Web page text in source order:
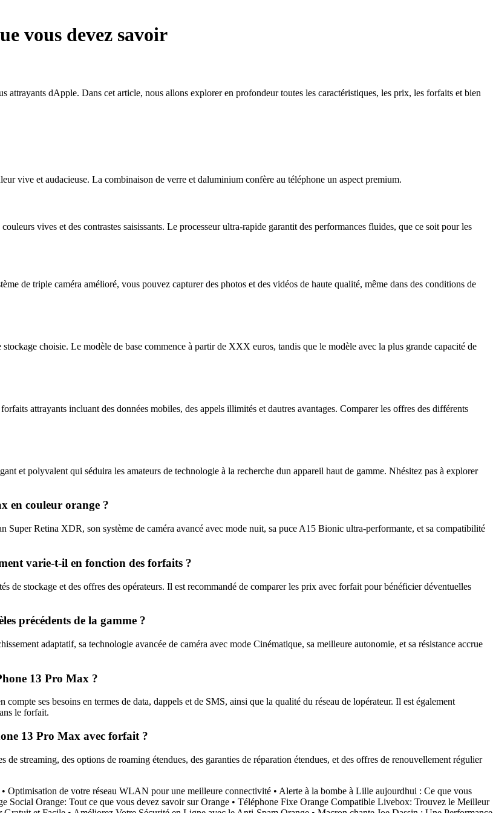
vous devez savoir
attrayants dApple. Dans cet article, nous allons explorer en profondeur toutes les caractéristiques, les prix, les forfaits et bien
vive et audacieuse. La combinaison de verre et daluminium confère au téléphone un aspect premium.
vives et des contrastes saisissants. Le processeur ultra-rapide garantit des performances fluides, que ce soit pour les
de triple caméra amélioré, vous pouvez capturer des photos et des vidéos de haute qualité, même dans des conditions de
choisie. Le modèle de base commence à partir de XXX euros, tandis que le modèle avec la plus grande capacité de
attrayants incluant des données mobiles, des appels illimités et dautres avantages. Comparer les offres des différents
et polyvalent qui séduira les amateurs de technologie à la recherche dun appareil haut de gamme. Nhésitez pas à explorer
en couleur orange ?
Super Retina XDR, son système de caméra avancé avec mode nuit, sa puce A15 Bionic ultra-performante, et sa compatibilité
varie-t-il en fonction des forfaits ?
stockage et des offres des opérateurs. Il est recommandé de comparer les prix avec forfait pour bénéficier déventuelles
précédents de la gamme ?
adaptatif, sa technologie avancée de caméra avec mode Cinématique, sa meilleure autonomie, et sa résistance accrue
13 Pro Max ?
ses besoins en termes de data, dappels et de SMS, ainsi que la qualité du réseau de lopérateur. Il est également
le forfait.
13 Pro Max avec forfait ?
streaming, des options de roaming étendues, des garanties de réparation étendues, et des offres de renouvellement régulier
• Optimisation de votre réseau WLAN pour une meilleure connectivité • Alerte à la bombe à Lille aujourdhui : Ce que vous
Social Orange: Tout ce que vous devez savoir sur Orange • Téléphone Fixe Orange Compatible Livebox: Trouvez le Meilleur